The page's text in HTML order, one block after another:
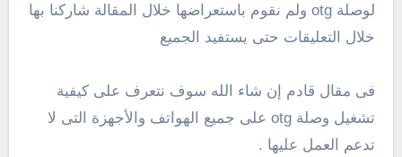
لوصلة otg ولم نقوم باستعراضها خلال المقالة شاركنا بها
خلال التعليقات حتى يستفيد الجميع
فى مقال قادم إن شاء الله سوف نتعرف على كيفية
تشغيل وصلة otg على جميع الهواتف والأجهزة التى لا
تدعم العمل عليها .